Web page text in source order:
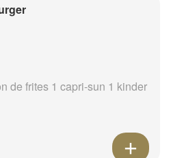
de frites 1 capri-sun 1 kinder